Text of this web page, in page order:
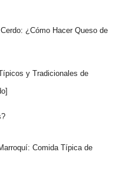
¿Cómo Hacer Queso de
y Tradicionales de
Comida Típica de